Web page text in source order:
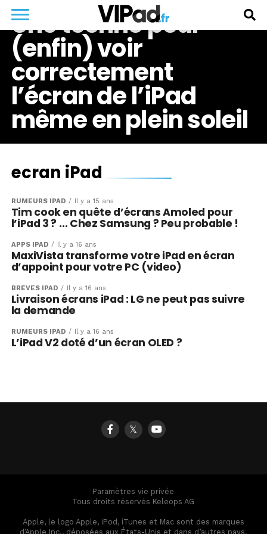
Une techno pour
(enfin) voir
correctement
l’écran de l’iPad
même en plein soleil
ecran iPad
RUMEURS IPAD Il y a 15 ans
Tim cook en quête d’écrans Amoled pour
l’iPad 3 ? … Chez Samsung ? Peu probable !
APPS IPAD Il y a 16 ans
MaxiVista transforme votre iPad en écran
d’appoint pour votre PC (video)
BRÈVES IPAD Il y a 16 ans
Livraison écrans iPad : LG ne peut pas suivre
la demande
RUMEURS IPAD Il y a 16 ans
L’iPad V2 doté d’un écran OLED ?
𝕏
Paramètres vie privée
Tous droits réservés Keleops AG
Apple, le logo Apple, iPod, iTunes et Mac sont des marques
d’Apple Inc., déposées aux États-Unis et dans d’autres pays.